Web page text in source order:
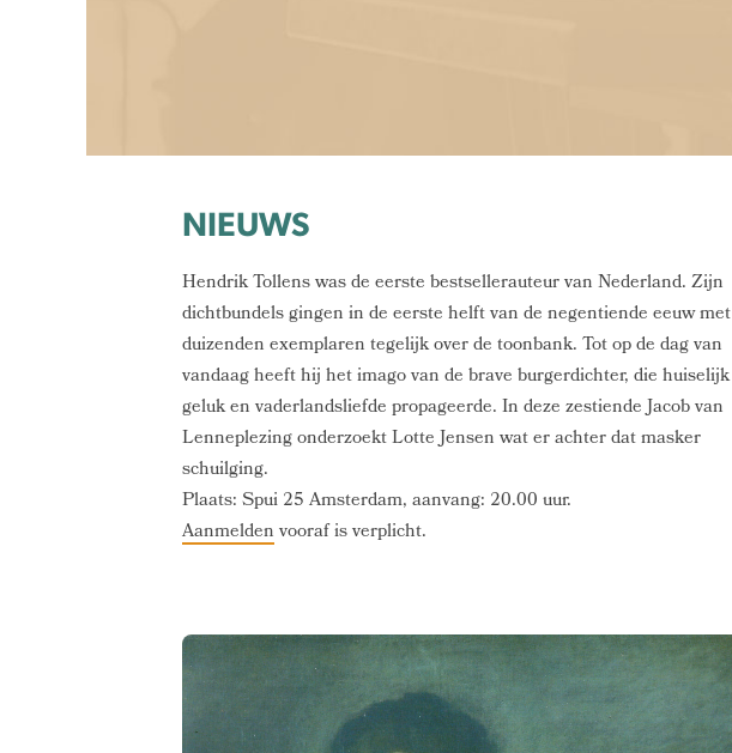
NIEUWS
Hendrik Tollens was de eerste bestsellerauteur van Nederland. Zijn
dichtbundels gingen in de eerste helft van de negentiende eeuw met
duizenden exemplaren tegelijk over de toonbank. Tot op de dag van
vandaag heeft hij het imago van de brave burgerdichter, die huiselijk
geluk en vaderlandsliefde propageerde. In deze zestiende Jacob van
Lenneplezing onderzoekt Lotte Jensen wat er achter dat masker
schuilging.
Plaats: Spui 25 Amsterdam, aanvang: 20.00 uur.
Aanmeldenvooraf is verplicht.